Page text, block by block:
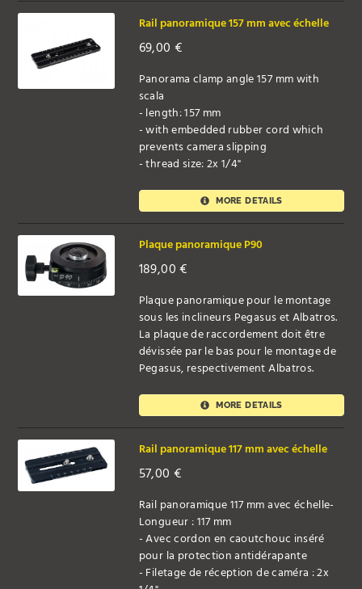
Rail panoramique 157 mm avec échelle
69,00 €
Panorama clamp angle 157 mm with
scala
- length: 157 mm
- with embedded rubber cord which
prevents camera slipping
- thread size: 2x 1/4"
MORE DETAILS
Plaque panoramique P90
189,00€
Plaque panoramique pour le montage
sous les inclineurs Pegasus et Albatros.
La plaque de raccordement doit être
dévissée par le bas pour le montage de
Pegasus, respectivement Albatros.
MORE DETAILS
Rail panoramique 117 mm avec échelle
57,00 €
Rail panoramique 117 mm avec échelle-
Longueur : 117 mm
- Avec cordon en caoutchouc inséré
pour la protection antidérapante
- Filetage de réception de caméra : 2x